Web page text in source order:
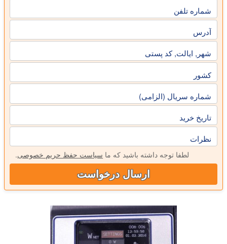
شماره تلفن
آدرس
شهر, ایالت, کد پستی
کشور
شماره سریال (الزامی)
تاریخ خرید
نظرات
لطفا توجه داشته باشید که ما سیاست حفظ حریم خصوصی.